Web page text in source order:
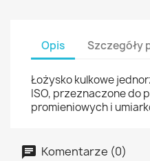
Opis Szczegóły
Łożysko kulkowe
ISO, przeznaczone do
promieniowych i
Komentarze (0)